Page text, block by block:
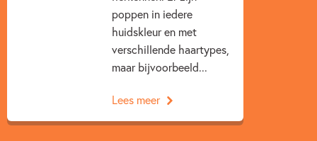
poppen in iedere
huidskleur en met
verschillende haartypes,
maar bijvoorbeeld...
Lees meer